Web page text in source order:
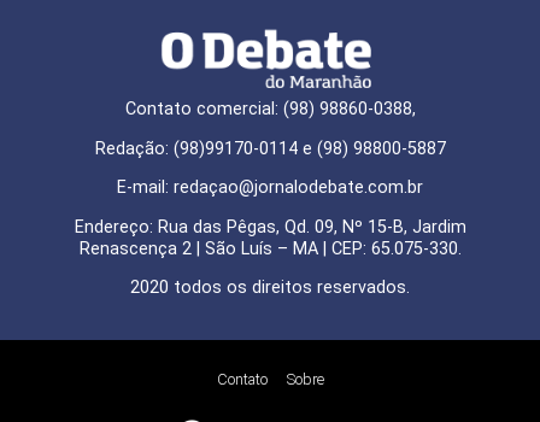
Contato comercial: (98) 98860-0388,
Redação: (98)99170-0114 e (98) 98800-5887
E-mail: redaçao@jornalodebate.com.br
Endereço: Rua das Pêgas, Qd. 09, Nº 15-B, Jardim
Renascença 2 | São Luís – MA | CEP: 65.075-330.
2020 todos os direitos reservados.
Contato Sobre